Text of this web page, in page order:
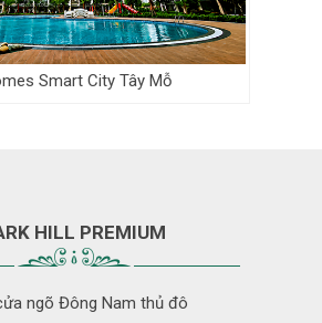
Smart City Tây Mỗ
HILL PREMIUM
ngõ Đông Nam thủ đô